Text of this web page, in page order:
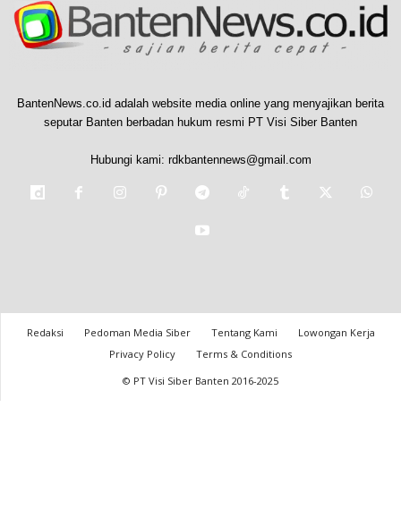
BantenNews.co.id adalah website media online yang menyajikan berita
seputar Banten berbadan hukum resmi PT Visi Siber Banten
Hubungi kami: rdkbantennews@gmail.com
Redaksi Pedoman Media Siber Tentang Kami
Lowongan Kerja
Privacy Policy
Terms & Conditions
© PT Visi Siber Banten 2016-2025